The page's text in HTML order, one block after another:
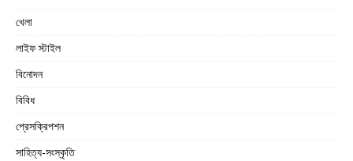
খেলা
লাইফ স্টাইল
বিনোদন
বিবিধ
প্রেসক্রিপশন
সাহিত্য-সংস্কৃতি